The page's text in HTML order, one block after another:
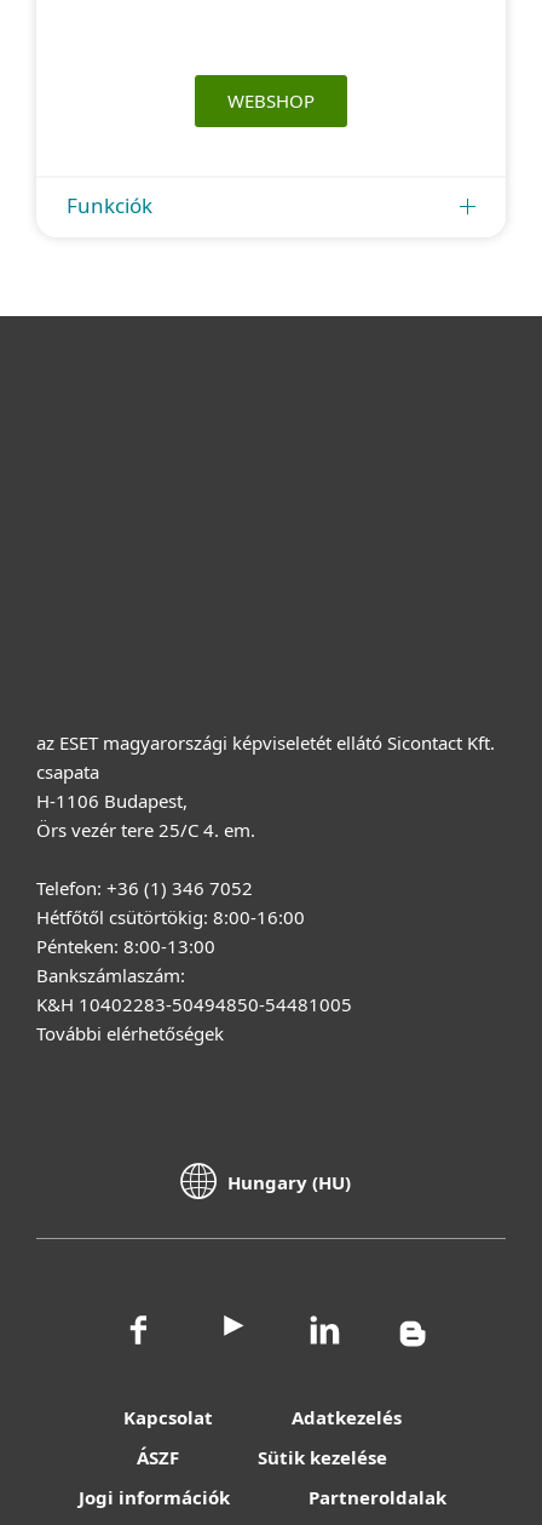
WEBSHOP
Funkciók
az ESET magyarországi képviseletét ellátó Sicontact Kft.
csapata
H-1106 Budapest,
Örs vezér tere 25/C 4. em.
Telefon: +36 (1) 346 7052
Hétfőtől csütörtökig: 8:00-16:00
Pénteken: 8:00-13:00
Bankszámlaszám:
K&H 10402283-50494850-54481005
További elérhetőségek
Hungary (HU)
Kapcsolat
Adatkezelés
ÁSZF
Sütik kezelése
Jogi információk
Partneroldalak